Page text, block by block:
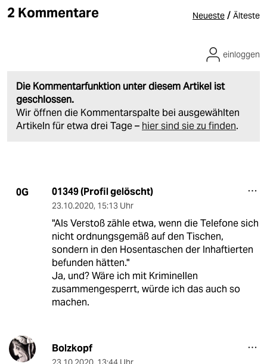
2 Kommentare Neueste / Älteste
Die Kommentarfunktion unter diesem Artikel ist
geschlossen.
Wir öffnen die Kommentarspalte bei ausgewählten
Artikeln für etwa drei Tage – hier sind sie zu finden.
einloggen
0G 01349 (Profil gelöscht)
23.10.2020, 15:13 Uhr
"Als Verstoß zähle etwa, wenn die Telefone sich
nicht ordnungsgemäß auf den Tischen,
sondern in den Hosentaschen der Inhaftierten
befunden hätten."
Ja, und? Wäre ich mit Kriminellen
zusammengesperrt, würde ich das auch so
machen.
Bolzkopf